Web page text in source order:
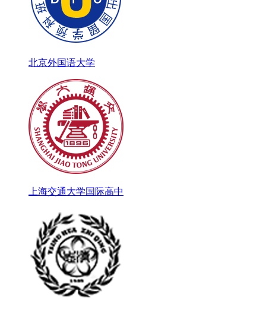
北京外国语大学
上海交通大学国际高中